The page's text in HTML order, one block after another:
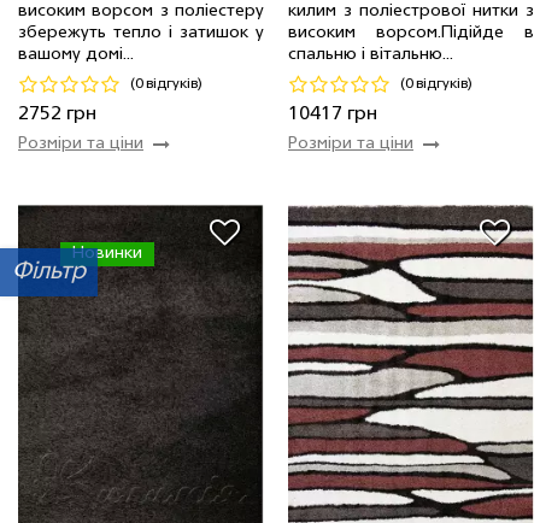
Фільтр
високим ворсом з поліестеру
збережуть тепло і затишок у
вашому домі...
(0 відгуків)
2752 грн
Розміри та ціни
2.0 м 20 мп 2752 грн/мп
Код 18079
килим з поліестрової нитки з
високим ворсом.Пiдiйде в
спальню і вітальню...
(0 відгуків)
10417 грн
Розміри та ціни
2.0 x 2.9 м 8 шт 10417 грн
Код 16846
Новинки